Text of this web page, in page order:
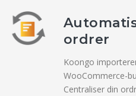
ordrer
Koongo
WooCommerce-
Centraliser din